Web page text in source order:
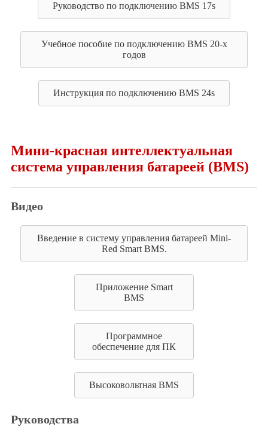
Руководство по подключению BMS 17s
Учебное пособие по подключению BMS 20-х
годов
Инструкция по подключению BMS 24s
Мини-красная интеллектуальная
система управления батареей (BMS)
Видео
Введение в систему управления батареей Mini-
Red Smart BMS.
Приложение Smart
BMS
Программное
обеспечение для ПК
Высоковольтная BMS
Руководства